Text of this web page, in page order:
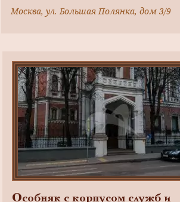
Москва, ул. Большая Полянка, дом 3/9
Особняк с корпусом служб и